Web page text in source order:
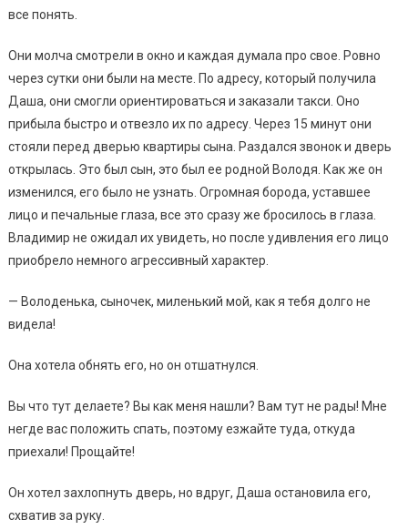
все понять.
Они молча смотрели в окно и каждая думала про свое. Ровно
через сутки они были на месте. По адресу, который получила
Даша, они смогли ориентироваться и заказали такси. Оно
прибыла быстро и отвезло их по адресу. Через 15 минут они
стояли перед дверью квартиры сына. Раздался звонок и дверь
открылась. Это был сын, это был ее родной Володя. Как же он
изменился, его было не узнать. Огромная борода, уставшее
лицо и печальные глаза, все это сразу же бросилось в глаза.
Владимир не ожидал их увидеть, но после удивления его лицо
приобрело немного агрессивный характер.
— Володенька, сыночек, миленький мой, как я тебя долго не
видела!
Она хотела обнять его, но он отшатнулся.
Вы что тут делаете? Вы как меня нашли? Вам тут не рады! Мне
негде вас положить спать, поэтому езжайте туда, откуда
приехали! Прощайте!
Он хотел захлопнуть дверь, но вдруг, Даша остановила его,
схватив за руку.